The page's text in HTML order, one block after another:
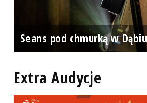
Seans pod chmurką w Dąbiu
Extra Audycje